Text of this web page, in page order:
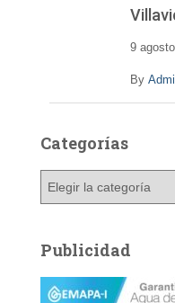
9
By
Categorías
g
o
Publicidad